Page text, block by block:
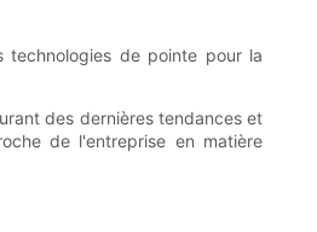
technologies de pointe pour la
des dernières tendances et
de l'entreprise en matière